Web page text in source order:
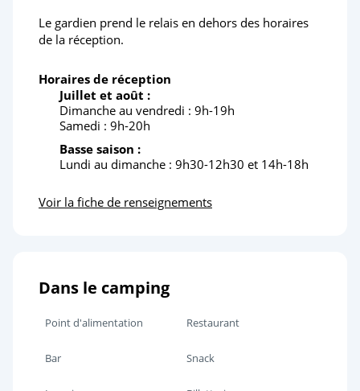
Le gardien prend le relais en dehors des horaires
de la réception.
Horaires de réception
Juillet et août :
Dimanche au vendredi : 9h-19h
Samedi : 9h-20h
Basse saison :
Lundi au dimanche : 9h30-12h30 et 14h-18h
Voir la fiche de renseignements
Dans le camping
Point d'alimentation Restaurant
Bar Snack